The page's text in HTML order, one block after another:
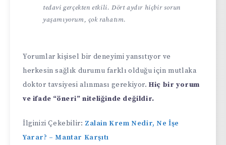
tedavi gerçekten etkili. Dört aydır hiçbir sorun
yaşamıyorum, çok rahatım.
Yorumlar kişisel bir deneyimi yansıtıyor ve
herkesin sağlık durumu farklı olduğu için mutlaka
doktor tavsiyesi alınması gerekiyor.Hiç bir yorum
ve ifade “öneri” niteliğinde değildir.
İlginizi Çekebilir: Zalain Krem Nedir, Ne İşe
Yarar? – Mantar Karşıtı